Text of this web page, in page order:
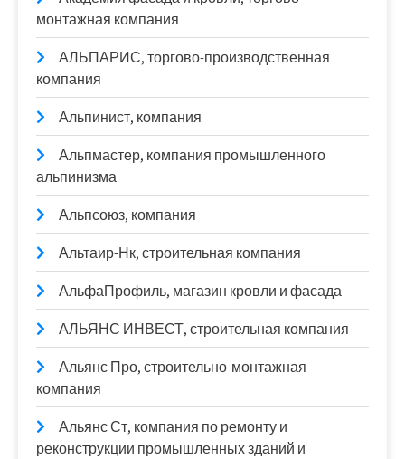
монтажная компания
АЛЬПАРИС, торгово-производственная
компания
Альпинист, компания
Альпмастер, компания промышленного
альпинизма
Альпсоюз, компания
Альтаир-Нк, строительная компания
АльфаПрофиль, магазин кровли и фасада
АЛЬЯНС ИНВЕСТ, строительная компания
Альянс Про, строительно-монтажная
компания
Альянс Ст, компания по ремонту и
реконструкции промышленных зданий и